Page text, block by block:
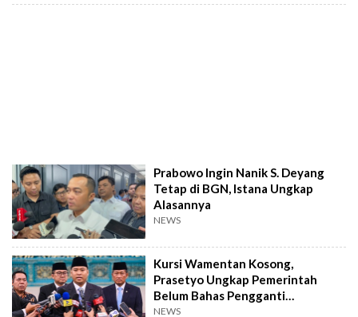
Prabowo Ingin Nanik S. Deyang
Tetap di BGN, Istana Ungkap
Alasannya
NEWS
Kursi Wamentan Kosong,
Prasetyo Ungkap Pemerintah
Belum Bahas Pengganti
Sudaryono
NEWS